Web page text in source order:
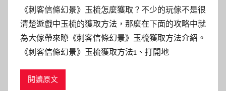
《刺客信條幻景》玉梳怎麼獲取？不少的玩傢不是很
清楚遊戲中玉梳的獲取方法，那麼在下面的攻略中就
為大傢帶來瞭《刺客信條幻景》玉梳獲取方法介紹。
《刺客信條幻景》玉梳獲取方法1、打開地
閱讀原文